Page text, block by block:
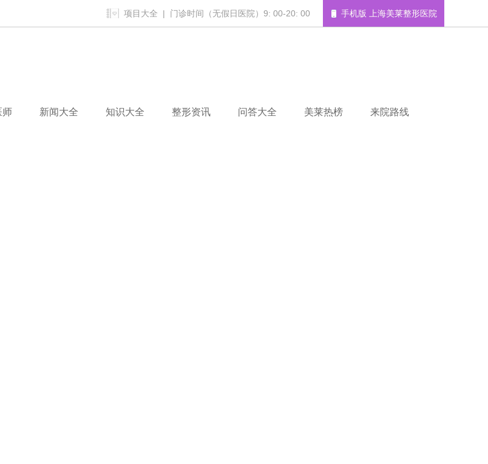
手机版 上海美莱整形医院
项目大全 | 门诊时间（无假日医院）9: 00-20: 00
师 新闻大全 知识大全 整形资讯 问答大全 美莱热榜 来院路线